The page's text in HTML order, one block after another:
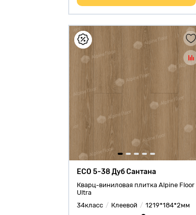
ECO 5-38 Дуб Сантана
Кварц-виниловая плитка Alpine Floor
Ultra
34класс
Клеевой 1219*184*2мм